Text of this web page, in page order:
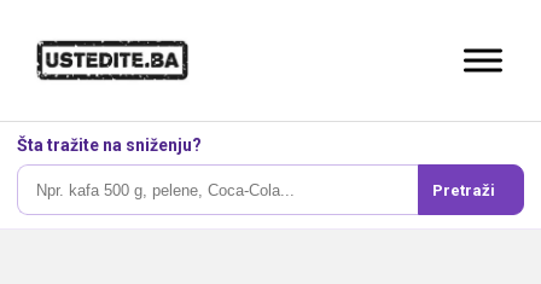
Šta tražite na sniženju?
Pretraži